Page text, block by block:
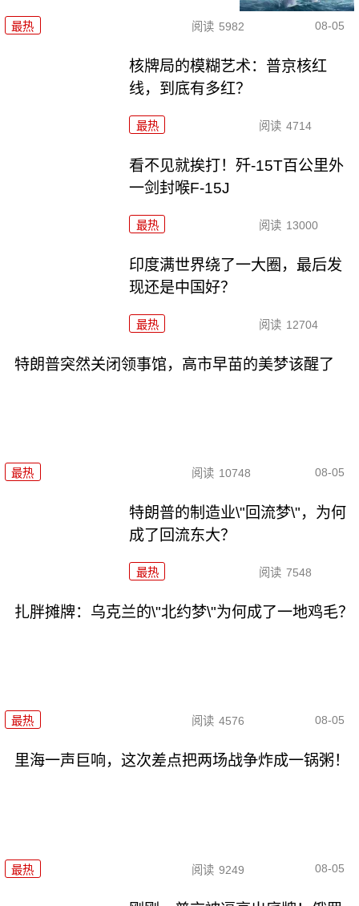
最热 阅读 5982 08-05
核牌局的模糊艺术：普京核红
线，到底有多红？
最热 阅读 4714
看不见就挨打！歼-15T百公里外
一剑封喉F-15J
最热 阅读 13000
印度满世界绕了一大圈，最后发
现还是中国好？
最热 阅读 12704
特朗普突然关闭领事馆，高市早苗的美梦该醒了
最热 阅读 10748 08-05
特朗普的制造业\"回流梦\"，为何
成了回流东大？
最热 阅读 7548
扎胖摊牌：乌克兰的\"北约梦\"为何成了一地鸡毛？
最热 阅读 4576 08-05
里海一声巨响，这次差点把两场战争炸成一锅粥！
最热 阅读 9249 08-05